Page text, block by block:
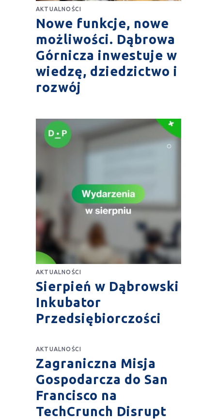
AKTUALNOŚCI
Nowe funkcje, nowe
możliwości. Dąbrowa
Górnicza inwestuje w
wiedzę, dziedzictwo i
rozwój
AKTUALNOŚCI
Sierpień w Dąbrowski
Inkubator
Przedsiębiorczości
AKTUALNOŚCI
Zagraniczna Misja
Gospodarcza do San
Francisco na
TechCrunch Disrupt